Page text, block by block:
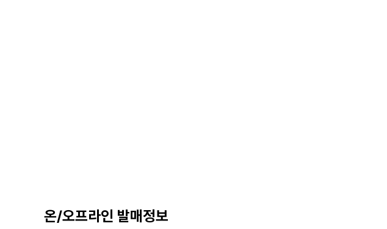
온/오프라인 발매정보